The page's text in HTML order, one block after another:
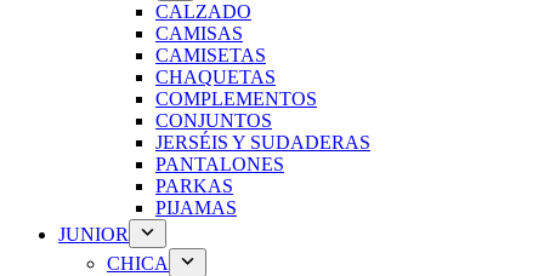
CALZADO
CAMISAS
CAMISETAS
CHAQUETAS
COMPLEMENTOS
CONJUNTOS
JERSÉIS Y SUDADERAS
PANTALONES
PARKAS
PIJAMAS
JUNIOR
CHICA